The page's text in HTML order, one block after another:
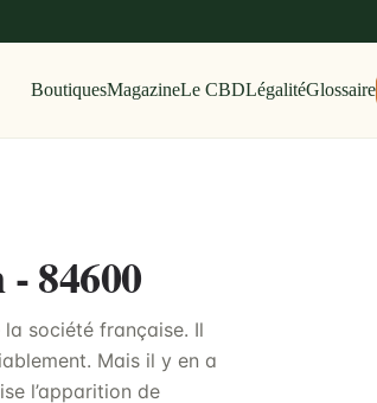
BoutiquesMagazineLe CBDLégalitéGlossaire
84600
société française. Il
Mais il y en a
l’apparition de